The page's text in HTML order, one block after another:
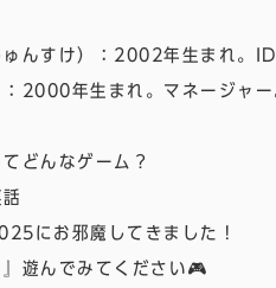
んすけ）：2002年生まれ。
：2000年生まれ。マネージャ
どんなゲーム？
にお邪魔してきました！
遊んでみてください🎮